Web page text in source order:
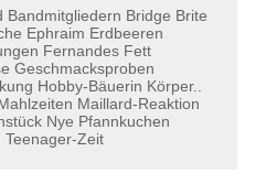
Bandmitgliedern Bridge Brite
Ephraim Erdbeeren
Fernandes Fett
Geschmacksproben
Hobby-Bäuerin Körper..
Maillard-Reaktion
Nye Pfannkuchen
Teenager-Zeit